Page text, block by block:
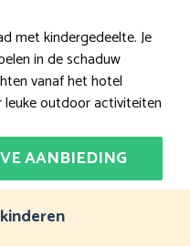
met kindergedeelte. Je
in de schaduw
vanaf het hotel
outdoor activiteiten
AANBIEDING